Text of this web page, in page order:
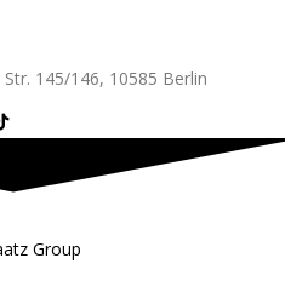
145/146, 10585 Berlin
Group